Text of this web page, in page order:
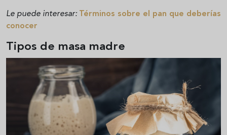
Le puede interesar:
Términos sobre el pan que deberías
conocer
Tipos de masa madre